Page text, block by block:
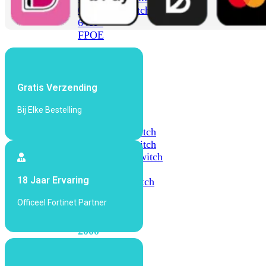
648F
FortiSwitch
648F-
FPOE
1000
Series
FortiSwitch
FortiSwitch
FortiSwitch
FPOE
FortiSwitch
2000
Gratis Verzending
Bij Elke Bestelling
18 Jaar Ervaring
Officeel Fortinet Partner